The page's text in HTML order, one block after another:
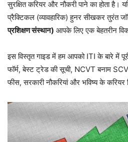
सुरक्षित करियर और नौकरी पाने का होता
प्रैक्टिकल (व्यावहारिक) हुनर सीखकर तुरंत
प्रशिक्षण संस्थान) आपके लिए एक बेहतरीन
इस विस्तृत गाइड में हम आपको ITI के बारे में
फॉर्म, बेस्ट ट्रेड की सूची, NCVT बनाम
फीस, सरकारी नौकरियां और भविष्य के करियर